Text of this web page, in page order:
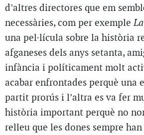
d’altres directores que em
necessàries, com per exemple
una pel·lícula sobre la història
afganeses dels anys setanta,
infància i políticament molt
acabar enfrontades perquè una
partit prorús i l’altra es va fer
història important perquè no
relleu que les dones sempre